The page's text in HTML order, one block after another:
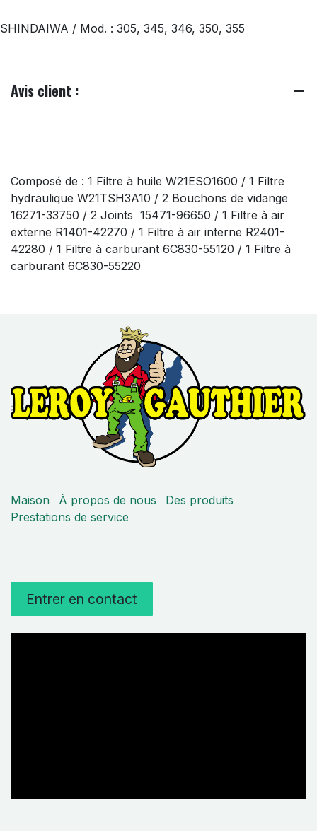
SHINDAIWA / Mod. : 305, 345, 346, 350, 355
Avis client :
Composé de : 1 Filtre à huile W21ESO1600 / 1 Filtre
hydraulique W21TSH3A10 / 2 Bouchons de vidange
16271-33750 / 2 Joints 15471-96650 / 1 Filtre à air
externe R1401-42270 / 1 Filtre à air interne R2401-
42280 / 1 Filtre à carburant 6C830-55120 / 1 Filtre à
carburant 6C830-55220
Maison À propos de nous
Des produits
Prestations de service
Entrer en contact